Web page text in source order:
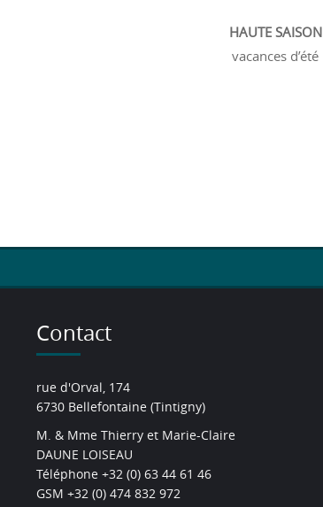
HAUTE SAISON
vacances d’été
Contact
rue d'Orval, 174
6730 Bellefontaine (Tintigny)
M. & Mme Thierry et Marie-Claire
DAUNE LOISEAU
Téléphone +32 (0) 63 44 61 46
GSM +32 (0) 474 832 972